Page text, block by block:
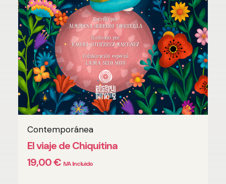
Contemporánea
El viaje de Chiquitina
19,00€ IVA Incluido